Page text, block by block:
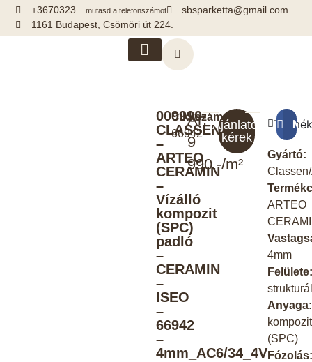
+3670323…mutasd a telefonszámot
sbsparketta@gmail.com
1161 Budapest, Csömöri út 224.
009990-
CLASSEN
–
ARTEO
CERAMIN
–
Vízálló
kompozit
(SPC)
padló
–
CERAMIN
–
ISEO
–
66942
–
4mm_AC6/34_4V
Cikkszám:
66942
Ár:
9
990.-/m²
Ajánlatot
kérek
Gyártó:
ARTEO
4mm
Anyaga:
kompozit
(SPC)